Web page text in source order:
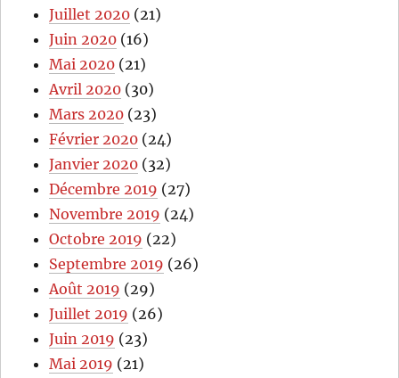
Juillet 2020 (21)
Juin 2020 (16)
Mai 2020 (21)
Avril 2020 (30)
Mars 2020 (23)
Février 2020 (24)
Janvier 2020 (32)
Décembre 2019 (27)
Novembre 2019 (24)
Octobre 2019 (22)
Septembre 2019 (26)
Août 2019 (29)
Juillet 2019 (26)
Juin 2019 (23)
Mai 2019 (21)